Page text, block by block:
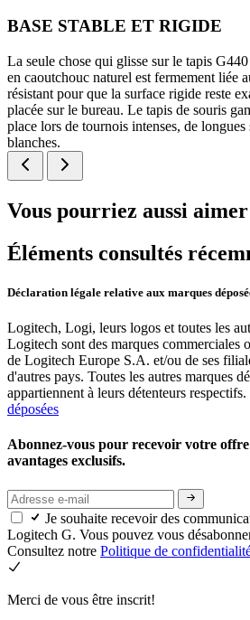
BASE STABLE ET RIGIDE
La seule chose qui glisse sur le tapis
en caoutchouc naturel est fermement liée
résistant pour que la surface rigide reste
placée sur le bureau. Le tapis de souris
place lors de tournois intenses, de longues
blanches.
Vous pourriez aussi aimer
Éléments consultés
Déclaration légale relative aux marques
Logitech, Logi, leurs logos et toutes les
Logitech sont des marques commerciales
de Logitech Europe S.A. et/ou de ses
d'autres pays. Toutes les autres marques
appartiennent à leurs détenteurs respectifs.
déposées
Abonnez-vous pour recevoir votre offre
avantages exclusifs.
Je souhaite recevoir des
Logitech G. Vous pouvez vous
Consultez notre Politique de
Merci de vous être inscrit!